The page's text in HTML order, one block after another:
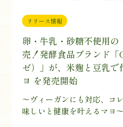
リリース情報
卵・牛乳・砂糖不使用の
売！発酵食品ブランド
ゼ）」が、米麹と豆乳で
ヨ を発売開始
〜ヴィーガンにも対応、コ
味しいと健康を叶えるマヨ〜